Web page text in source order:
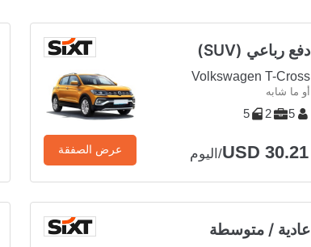
دفع رباعي (SUV)
Volkswagen T-Cross
أو ما شابه
5
2
5
USD 30.21/اليوم عرض الصفقة
عادية / متوسطة